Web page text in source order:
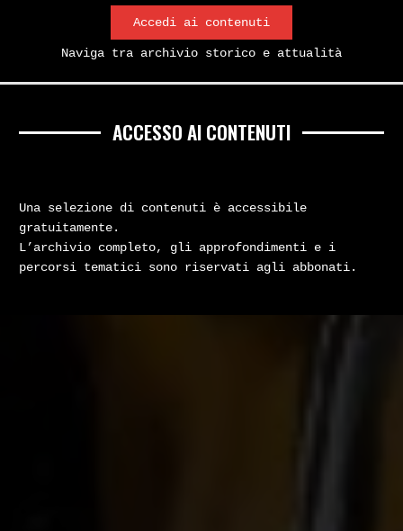
Accedi ai contenuti
Naviga tra archivio storico e attualità
ACCESSO AI CONTENUTI
Una selezione di contenuti è accessibile
gratuitamente.
L’archivio completo, gli approfondimenti e i
percorsi tematici sono riservati agli abbonati.